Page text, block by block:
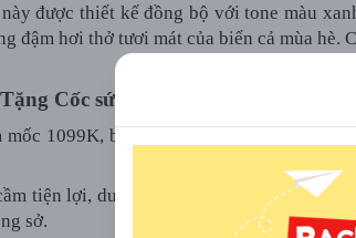
được thiết kế đồng bộ với tone màu
đậm hơi thở tươi mát của biển cả mùa hè.
Cốc sứ Comfort Me We
1099K, bạn sẽ nhận ngay phần quà
tiện lợi, dung tích vừa vặn thích hợp để
sở.